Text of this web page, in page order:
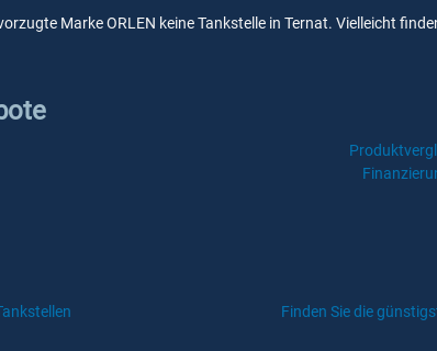
Marke ORLEN keine Tankstelle in Ternat. Vielleicht
Finden Sie die